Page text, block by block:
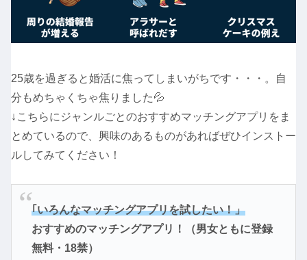
25歳を過ぎると婚活に焦ってしまいがちです・・・。自
分もめちゃくちゃ焦りました💦
↓こちらにジャンルごとのおすすめマッチングアプリをま
とめているので、興味のあるものがあればぜひインストー
ルしてみてください！
｢いろんなマッチングアプリを試したい！」
おすすめのマッチングアプリ！（男女ともに登録
無料・18禁）